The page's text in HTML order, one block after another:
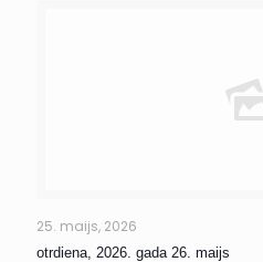
25. maijs, 2026
otrdiena, 2026. gada 26. maijs